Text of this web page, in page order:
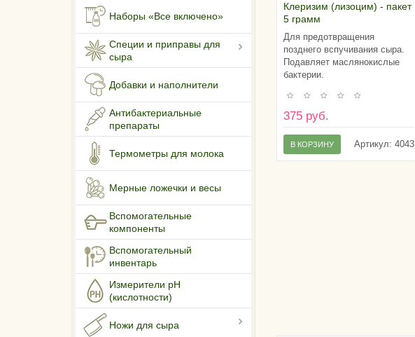
Наборы «Все включено»
Специи и приправы для
сыра
Добавки и наполнители
Антибактериальные
препараты
Термометры для молока
Мерные ложечки и весы
Вспомогательные
компоненты
Вспомогательный
инвентарь
Измерители pH
(кислотности)
Ножи для сыра
Клеризим (лизоцим) - пакет
5 грамм
Для предотвращения
позднего вспучивания сыра.
Подавляет маслянокислые
бактерии.
375 руб.
Артикул: 4043
В КОРЗИНУ